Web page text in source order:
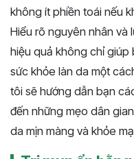
không ít phiền toái nếu
Hiểu rõ nguyên nhân và
hiệu quả không chỉ giúp
sức khỏe làn da một
tôi sẽ hướng dẫn bạn
đến những mẹo dân
da mịn màng và khỏe